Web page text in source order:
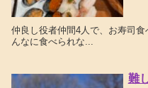
仲良し役者仲間4人で、お寿司
んなに食べられな...
難